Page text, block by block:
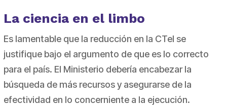
La ciencia en el limbo
Es lamentable que la reducción en la CTeI se
justifique bajo el argumento de que es lo correcto
para el país. El Ministerio debería encabezar la
búsqueda de más recursos y asegurarse de la
efectividad en lo concerniente a la ejecución.